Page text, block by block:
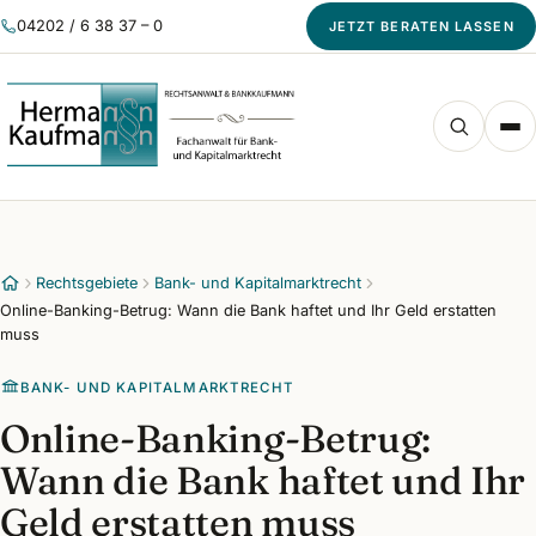
04202 / 6 38 37 – 0 JETZT BERATEN LASSEN
Rechtsgebiete
Bank- und Kapitalmarktrecht
Online-Banking-Betrug: Wann die Bank haftet und Ihr Geld erstatten
muss
BANK- UND KAPITALMARKTRECHT
Online-Banking-Betrug:
Wann die Bank haftet und Ihr
Geld erstatten muss